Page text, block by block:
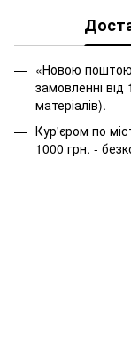
«Новою
замовленні
матеріалів).
Кур'єром по
1000 грн. -